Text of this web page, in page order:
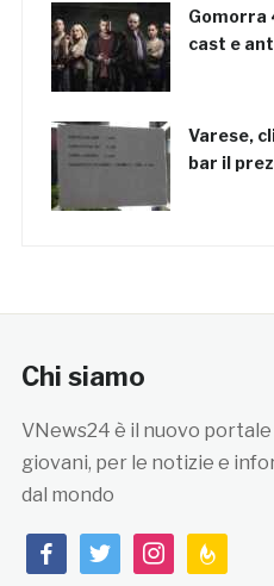
Gomorra
cast e
Varese,
bar il
Chi siamo
VNews24 è il nuovo
giovani, per le notizie e
dal mondo
facebooktwitterinstagram